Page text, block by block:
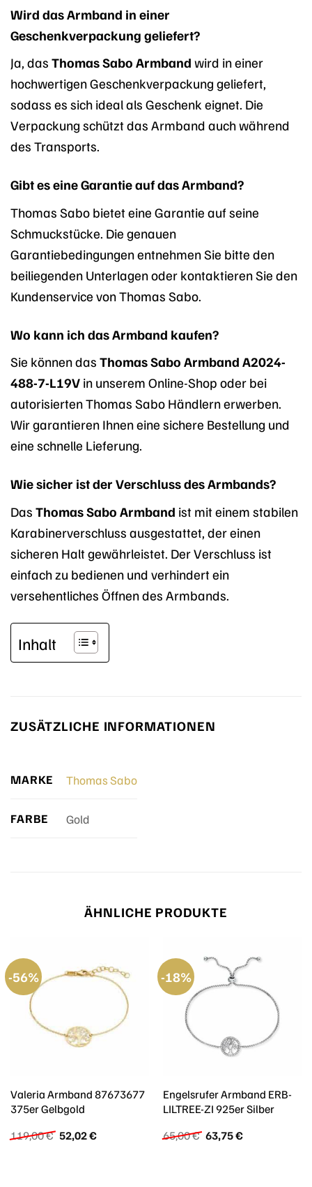
Wird das Armband in einer
Geschenkverpackung geliefert?
Ja, das Thomas Sabo Armband wird in einer
hochwertigen Geschenkverpackung geliefert,
sodass es sich ideal als Geschenk eignet. Die
Verpackung schützt das Armband auch während
des Transports.
Gibt es eine Garantie auf das Armband?
Thomas Sabo bietet eine Garantie auf seine
Schmuckstücke. Die genauen
Garantiebedingungen entnehmen Sie bitte den
beiliegenden Unterlagen oder kontaktieren Sie den
Kundenservice von Thomas Sabo.
Wo kann ich das Armband kaufen?
Sie können das Thomas Sabo Armband A2024-
488-7-L19V in unserem Online-Shop oder bei
autorisierten Thomas Sabo Händlern erwerben.
Wir garantieren Ihnen eine sichere Bestellung und
eine schnelle Lieferung.
Wie sicher ist der Verschluss des Armbands?
Das Thomas Sabo Armband ist mit einem stabilen
Karabinerverschluss ausgestattet, der einen
sicheren Halt gewährleistet. Der Verschluss ist
einfach zu bedienen und verhindert ein
versehentliches Öffnen des Armbands.
Inhalt
ZUSÄTZLICHE INFORMATIONEN
MARKE Thomas Sabo
FARBE Gold
ÄHNLICHE PRODUKTE
-56%
Valeria Armband 87673677
375er Gelbgold
119,00€ Ursprünglicher
Preis
52,02€Aktueller
-18%
Engelsrufer Armband ERB-
LILTREE-ZI 925er Silber
65,00€ Ursprünglicher
Preis
63,75€Aktueller